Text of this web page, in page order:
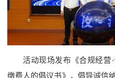
活动现场发布《合规经
缴费人的倡议书》，倡导诚信